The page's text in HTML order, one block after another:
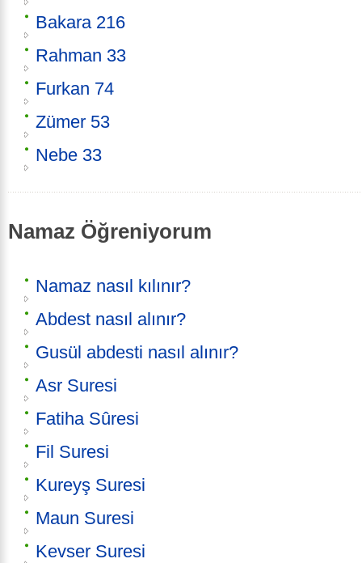
Bakara 216
Rahman 33
Furkan 74
Zümer 53
Nebe 33
Namaz Öğreniyorum
Namaz nasıl kılınır?
Abdest nasıl alınır?
Gusül abdesti nasıl alınır?
Asr Suresi
Fatiha Sûresi
Fil Suresi
Kureyş Suresi
Maun Suresi
Kevser Suresi